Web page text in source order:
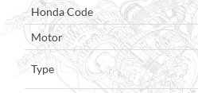
Honda Code
Motor
Type